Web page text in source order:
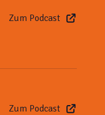
Zum Podcast
Zum Podcast